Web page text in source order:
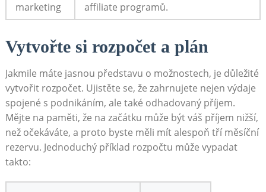
marketing
affiliate⁣ programů.
Vytvořte si ‍rozpočet a plán
Jakmile máte jasnou představu ⁢o možnostech, je důležité
vytvořit rozpočet. Ujistěte se, že zahrnujete nejen ‍výdaje
spojené s podnikáním, ale také odhadovaný příjem.
Mějte na paměti, že na začátku ‍může být⁢ váš příjem nižší,
⁢než očekáváte, a proto byste⁢ měli mít alespoň tří měsíční
rezervu.⁤ Jednoduchý​ příklad rozpočtu může ⁣vypadat
takto: